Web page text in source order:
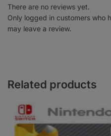
There are no reviews yet.
Only logged in customers who
may leave a review.
Related products